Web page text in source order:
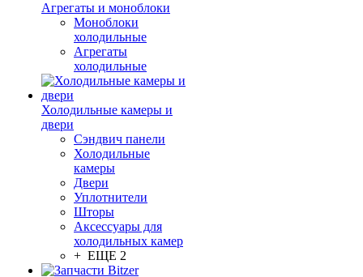
Агрегаты и моноблоки
Моноблоки
холодильные
Агрегаты
холодильные
Холодильные камеры и
двери
Сэндвич панели
Холодильные
камеры
Двери
Уплотнители
Шторы
Аксессуары для
холодильных камер
+ ЕЩЕ 2